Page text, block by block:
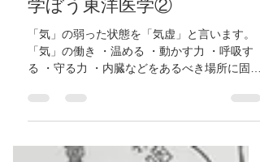
鍼灸ゆーせん
2024年11月7日
読了時間: 1分
【倦怠感、めまい、下痢な
どは気が弱ったサイン！
「気虚」について】優しく
学ぼう東洋医学②